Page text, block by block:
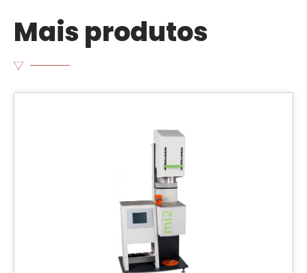
Mais produtos